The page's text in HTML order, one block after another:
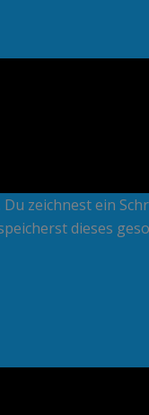
Du zeichnest ein
dieses